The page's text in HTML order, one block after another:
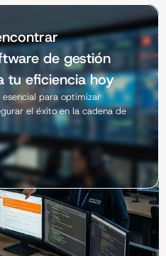
de gestión
tu eficiencia hoy
esencial para optimizar
el éxito en la cadena de